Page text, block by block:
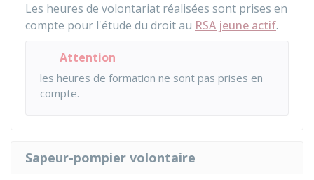
Les heures de volontariat réalisées sont prises en
compte pour l'étude du droit au RSA jeune actif.
Attention
les heures de formation ne sont pas prises en
compte.
Sapeur-pompier volontaire